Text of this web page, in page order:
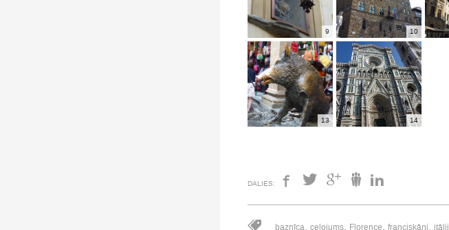
9 10
13 14
DALIES:
baznīca, ceļojums, Florence, franciskāņi,